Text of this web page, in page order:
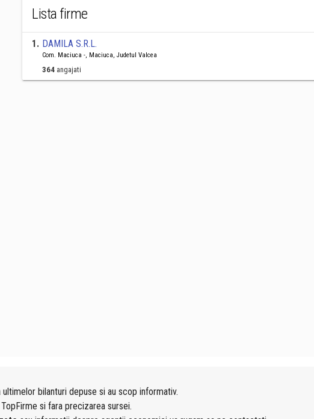
Lista firme
1. DAMILA S.R.L.
Com. Maciuca -, Maciuca, Judetul Valcea
364 angajati
ultimelor bilanturi depuse si au scop informativ.
si fara precizarea sursei.